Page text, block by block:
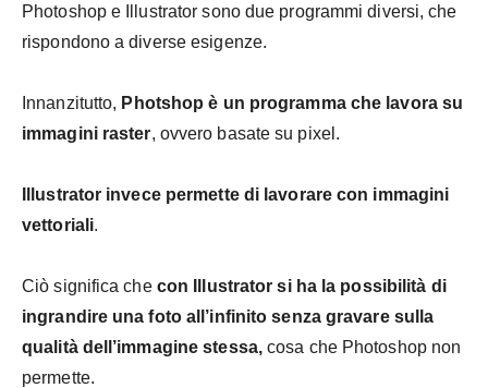
Photoshop e Illustrator sono due programmi diversi, che
rispondono a diverse esigenze.
Innanzitutto, Photshop è un programma che lavora su
immagini raster, ovvero basate su pixel.
Illustrator invece permette di lavorare con immagini
vettoriali.
Ciò significa che con Illustrator si ha la possibilità di
ingrandire una foto all’infinito senza gravare sulla
qualità dell’immagine stessa,cosa che Photoshop non
permette.